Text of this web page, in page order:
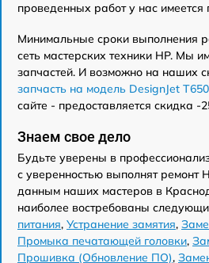
проведенных работ у нас имеется
Минимальные сроки выполнения
сеть мастерских техники HP. Мы
запчастей. И возможно на наших
запчасть на модель DesignJet T650
сайте - предоставляется скидка -
Знаем свое дело
Будьте уверены в
с уверенностью выполнят ремонт
данным наших мастеров в
наиболее востребованы
питания, Устранение замятия,
Промыка печатающей головки,
Прошивка (Обновление ПО),